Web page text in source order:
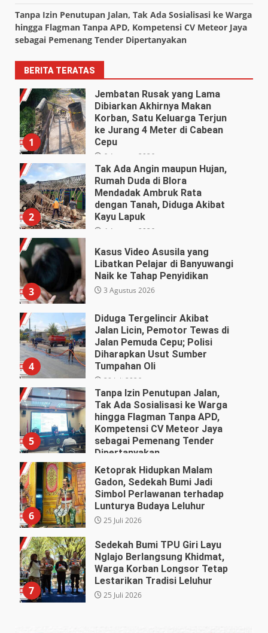
Tanpa Izin Penutupan Jalan, Tak Ada Sosialisasi ke Warga
hingga Flagman Tanpa APD, Kompetensi CV Meteor Jaya
sebagai Pemenang Tender Dipertanyakan
BERITA TERATAS
1
Jembatan Rusak yang Lama
Dibiarkan Akhirnya Makan
Korban, Satu Keluarga Terjun
ke Jurang 4 Meter di Cabean
Cepu
6 Agustus 2026
2
Tak Ada Angin maupun Hujan,
Rumah Duda di Blora
Mendadak Ambruk Rata
dengan Tanah, Diduga Akibat
Kayu Lapuk
4 Agustus 2026
3
Kasus Video Asusila yang
Libatkan Pelajar di Banyuwangi
Naik ke Tahap Penyidikan
3 Agustus 2026
4
Diduga Tergelincir Akibat
Jalan Licin, Pemotor Tewas di
Jalan Pemuda Cepu; Polisi
Diharapkan Usut Sumber
Tumpahan Oli
29 Juli 2026
5
Tanpa Izin Penutupan Jalan,
Tak Ada Sosialisasi ke Warga
hingga Flagman Tanpa APD,
Kompetensi CV Meteor Jaya
sebagai Pemenang Tender
Dipertanyakan
27 Juli 2026
6
Ketoprak Hidupkan Malam
Gadon, Sedekah Bumi Jadi
Simbol Perlawanan terhadap
Lunturya Budaya Leluhur
25 Juli 2026
7
Sedekah Bumi TPU Giri Layu
Nglajo Berlangsung Khidmat,
Warga Korban Longsor Tetap
Lestarikan Tradisi Leluhur
25 Juli 2026